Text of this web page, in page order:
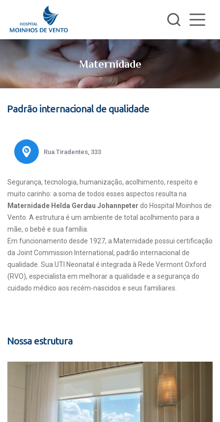
Maternidade
Padrão internacional de qualidade
Rua Tiradentes, 333
Segurança, tecnologia, humanização, acolhimento, respeito e
muito carinho: a soma de todos esses aspectos resulta na
Maternidade Helda Gerdau Johannpeter do Hospital Moinhos de
Vento. A estrutura é um ambiente de total acolhimento para a
mãe, o bebê e sua família.
Em funcionamento desde 1927, a Maternidade possui certificação
da Joint Commission International, padrão internacional de
qualidade. Sua UTI Neonatal é integrada à Rede Vermont Oxford
(RVO), especialista em melhorar a qualidade e a segurança do
cuidado médico aos recém-nascidos e seus familiares.
Nossa estrutura